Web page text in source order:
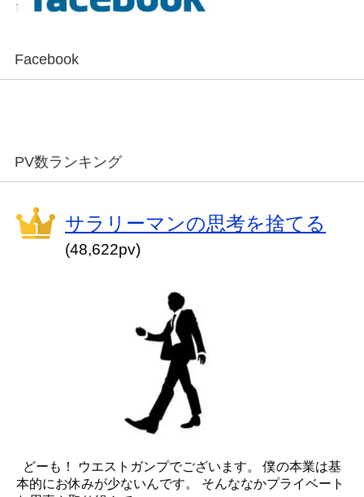
Facebook
PV数ランキング
サラリーマンの思考を捨てる
(48,622pv)
どーも！ ウエストガンプでございます。 僕の本業は基
本的にお休みが少ないんです。 そんななかプライベート